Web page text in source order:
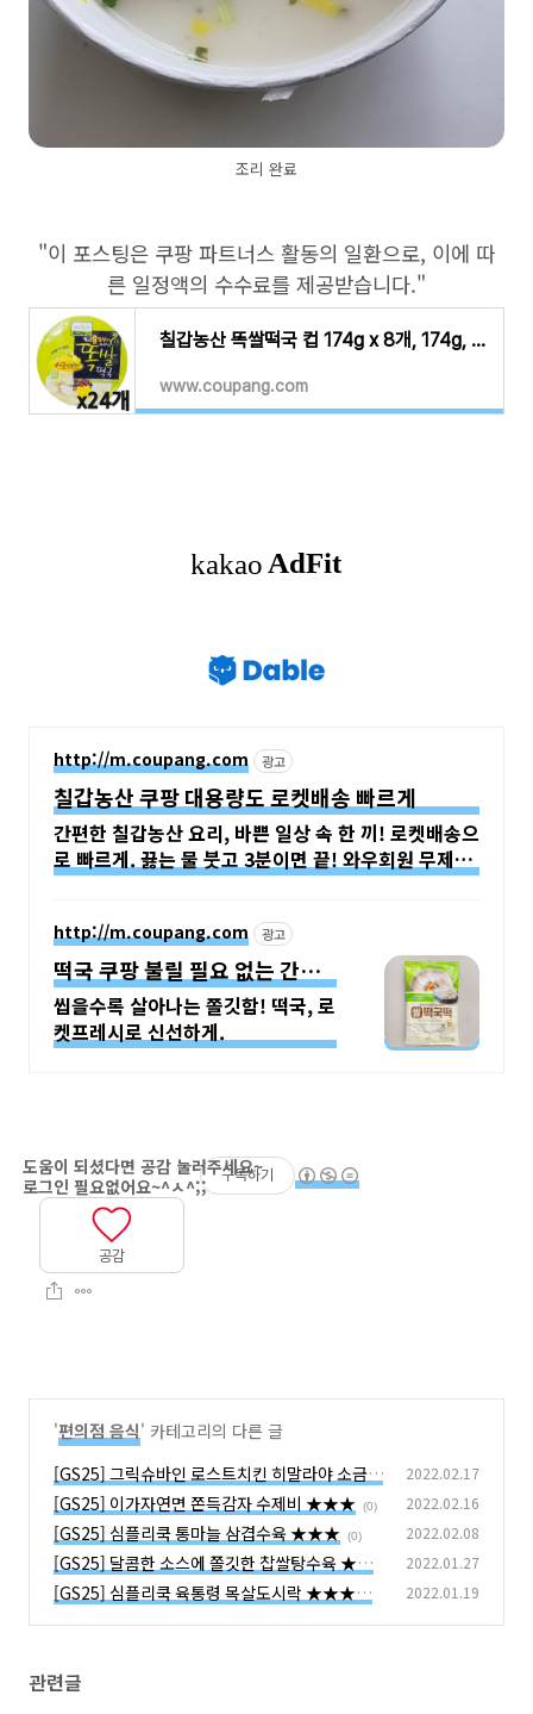
조리 완료
"이 포스팅은 쿠팡 파트너스 활동의 일환으로, 이에 따
른 일정액의 수수료를 제공받습니다."
칠갑농산 똑쌀떡국 컵 174g x 8개, 174g, 24개 - 떡국떡 | 쿠팡
www.coupang.com
http://m.coupang.com 광고
칠갑농산 쿠팡 대용량도 로켓배송 빠르게
간편한 칠갑농산 요리, 바쁜 일상 속 한 끼! 로켓배송으
로 빠르게. 끓는 물 붓고 3분이면 끝! 와우회원 무제한
무료배송으로 만나보세요.
http://m.coupang.com 광고
떡국 쿠팡 불릴 필요 없는 간편
조리
씹을수록 살아나는 쫄깃함! 떡국, 로
켓프레시로 신선하게.
공감
구독하기
'편의점 음식' 카테고리의 다른 글
[GS25] 그릭슈바인 로스트치킨 히말라야 소금구
이 ★★★ (0)
2022.02.17
[GS25] 이가자연면 쫀득감자 수제비 ★★★ (0) 2022.02.16
[GS25] 심플리쿡 통마늘 삼겹수육 ★★★ (0) 2022.02.08
[GS25] 달콤한 소스에 쫄깃한 찹쌀탕수육 ★★
(0)
2022.01.27
[GS25] 심플리쿡 육통령 목살도시락 ★★★★ 2022.01.19
관련글